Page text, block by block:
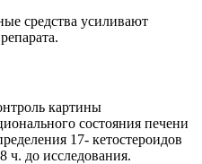
средства усиливают
картины
состояния печени
17- кетостероидов
ч. до исследования.